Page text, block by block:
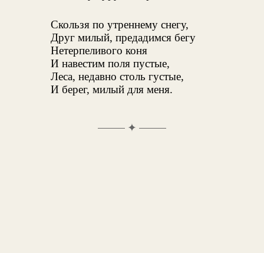
Скользя по утреннему снегу,
Друг милый, предадимся бегу
Нетерпеливого коня
И навестим поля пустые,
Леса, недавно столь густые,
И берег, милый для меня.
✦